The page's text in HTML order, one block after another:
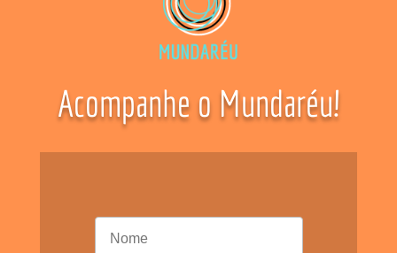
Acompanhe o Mundaréu!